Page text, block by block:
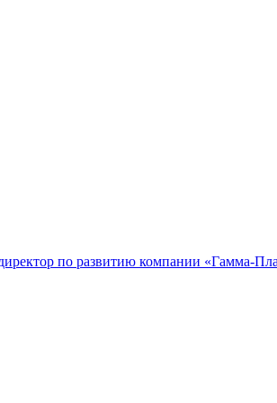
по развитию компании «Гамма-